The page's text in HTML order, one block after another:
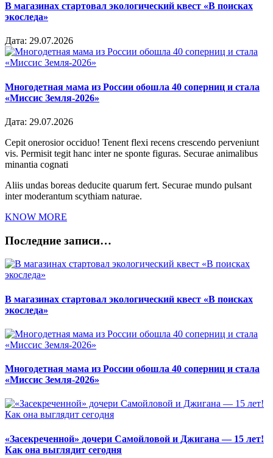
В магазинах стартовал экологический квест «В поисках
экоследа»
Дата: 29.07.2026
Многодетная мама из России обошла 40 соперниц и стала
«Миссис Земля-2026»
Дата: 29.07.2026
Cepit onerosior occiduo! Tenent flexi recens crescendo perveniunt
vis. Permisit tegit hanc inter ne sponte figuras. Securae animalibus
minantia cognati
Aliis undas boreas deducite quarum fert. Securae mundo pulsant
inter moderantum scythiam naturae.
KNOW MORE
Последние записи…
В магазинах стартовал экологический квест «В поисках
экоследа»
Многодетная мама из России обошла 40 соперниц и стала
«Миссис Земля-2026»
«Засекреченной» дочери Самойловой и Джигана — 15 лет!
Как она выглядит сегодня